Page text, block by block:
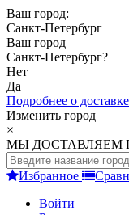
Ваш город:
Санкт-Петербург
Ваш город
Санкт-Петербург?
Нет
Да
Подробнее о доставке
Изменить город
×
МЫ ДОСТАВЛЯЕМ
Избранное
Войти